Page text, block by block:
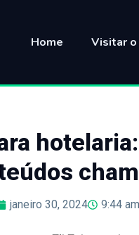
Home Visitar
janeiro 30, 2024 9:44 am